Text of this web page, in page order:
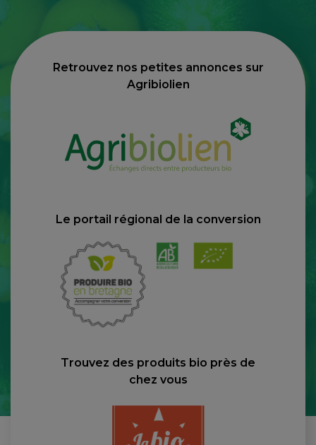
Retrouvez nos petites annonces sur
Agribiolien
Le portail régional de la conversion
Trouvez des produits bio près de
chez vous